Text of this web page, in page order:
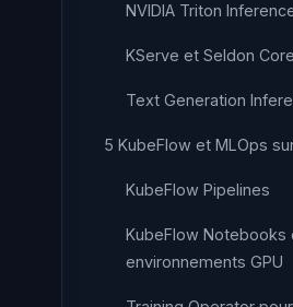
NVIDIA Triton
KServe et Seldon Core
Text Generation
5 KubeFlow et MLOps
KubeFlow Pipelines
KubeFlow Notebooks
environnements GPU